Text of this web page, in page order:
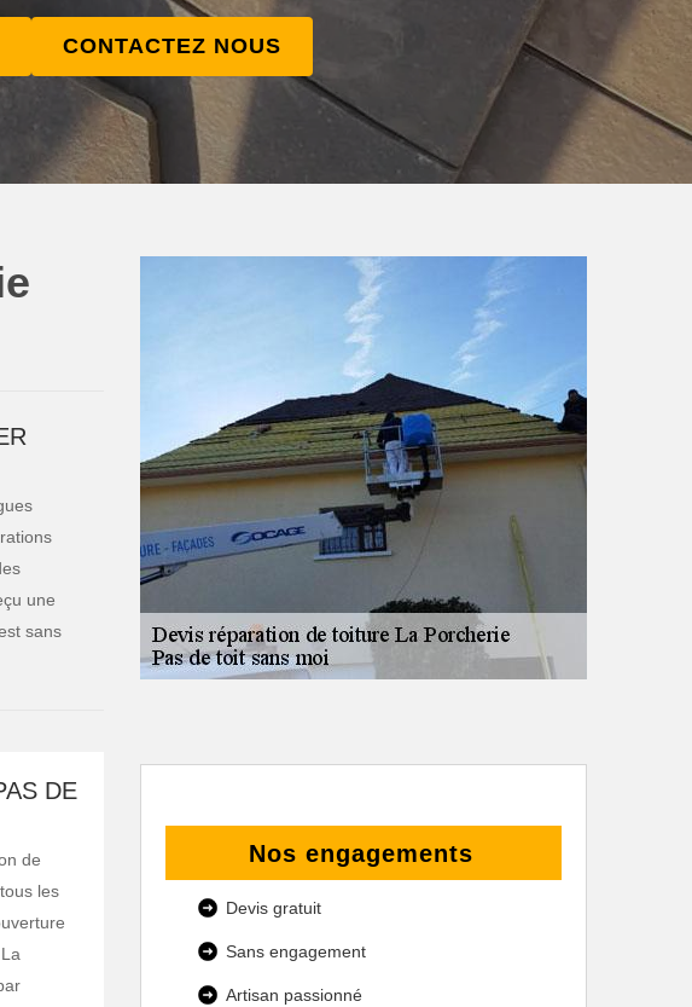
CONTACTEZ NOUS
une
sans
DE
de
les
Nos engagements
Devis gratuit
Sans engagement
Artisan passionné